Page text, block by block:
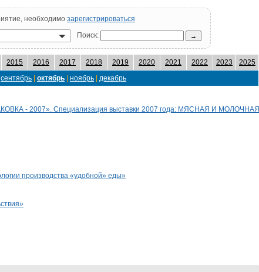
необходимо зарегистрироваться
Поиск:
2015 2016 2017 2018 2019 2020 2021 2022 2023
2025
сентябрь октябрь ноябрь декабрь
- 2007». Специализация выставки 2007 года: МЯСНАЯ И МОЛОЧНАЯ
производства «удобной» еды»